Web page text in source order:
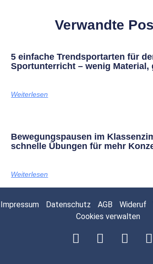
Verwandte
5 einfache Trendsportarten für
Sportunterricht – wenig Material,
Weiterlesen
Bewegungspausen im
schnelle Übungen für mehr
Weiterlesen
Impressum Datenschutz AGB Wideruf
Cookies verwalten